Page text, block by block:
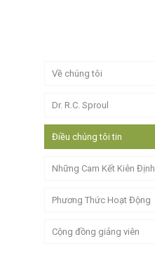
Về chúng tôi
Dr. R.C. Sproul
Điều chúng tôi tin
Những Cam Kết Kiên Định
Phương Thức Hoạt Động
Cộng đồng giảng viên